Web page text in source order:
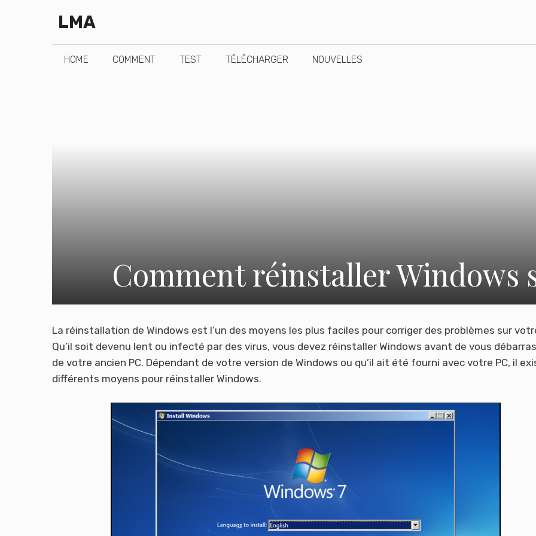
LMA
HOME COMMENT TEST TÉLÉCHARGER NOUVELLES
Comment réinstaller Windows
La réinstallation de Windows est l’un des moyens les plus faciles pour corriger des problèmes sur
Qu’il soit devenu lent ou infecté par des virus, vous devez réinstaller Windows avant de vous
de votre ancien PC. Dépendant de votre version de Windows ou qu’il ait été fourni avec votre PC, il
différents moyens pour réinstaller Windows.